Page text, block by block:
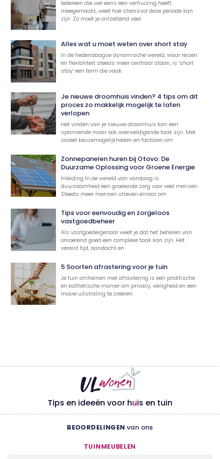
Iedereen die wel eens een verhuizing heeft
meegemaakt, weet hoe stressvol deze periode kan
zijn. Zo moet je ontzettend veel
Alles wat u moet weten over short stay
In de hedendaagse dynamische wereld, waar reizen
en flexibiliteit steeds meer centraal staan, is ‘short
stay’ een term die vaak
Je nieuwe droomhuis vinden? 4 tips om dit
proces zo makkelijk mogelijk te laten
verlopen
Het vinden van je nieuwe droomhuis kan een
spannende maar ook overweldigende taak zijn. Met
zoveel keuzemogelijkheden en factoren om
Zonnepanelen huren bij Otovo: De
Duurzame Oplossing voor Groene Energie
Inleiding In de wereld van vandaag is
duurzaamheid een groeiende zorg voor veel mensen.
Steeds meer mensen streven ernaar om
Tips voor eenvoudig en zorgeloos
vastgoedbeheer
Als vastgoedeigenaar weet je dat het beheren van
onroerend goed een complexe taak kan zijn. Het
vereist tijd, aandacht en
5 Soorten afrastering voor je tuin
Je tuin omheinen met afrastering is een praktische
en esthetische manier om privacy, veiligheid en een
mooie uitstraling te creëren.
Tips en ideeën voor huis en tuin
BEOORDELINGEN van ons
TUINMEUBELEN